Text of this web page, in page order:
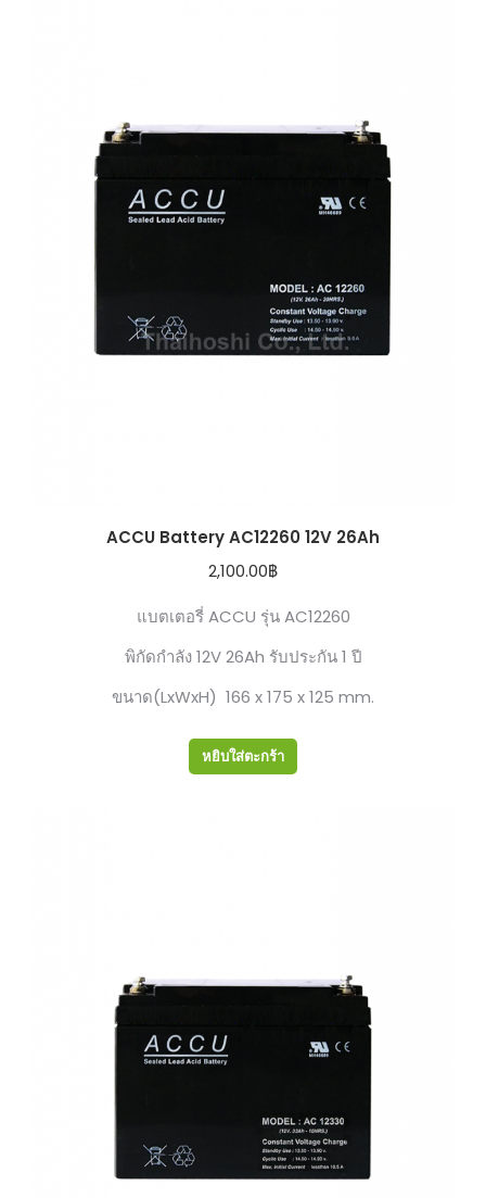
ACCU Battery AC12260 12V 26Ah
2,100.00฿
แบตเตอรี่ ACCU รุ่น AC12260
พิกัดกำลัง 12V 26Ah รับประกัน 1 ปี
ขนาด(LxWxH) 166 x 175 x 125 mm.
หยิบใส่ตะกร้า